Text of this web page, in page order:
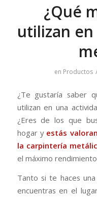
¿Qué
utilizan
en Productos
¿Te gustaría saber
utilizan en una
¿Eres de los que
hogar yestás
la carpintería
el máximo
Tanto si te haces
encuentras en el